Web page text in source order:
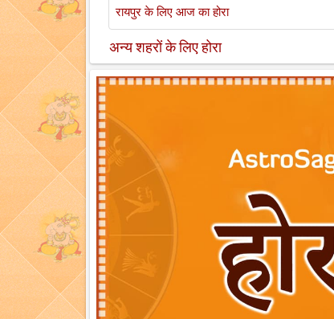
रायपुर के लिए आज का होरा
अन्य शहरों के लिए होरा